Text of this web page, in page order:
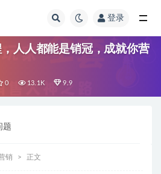
登录
人人都能是销冠，成就你营
0 13.1K 9.9
题
销 正文